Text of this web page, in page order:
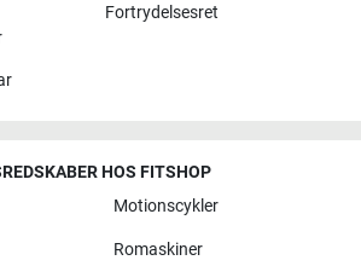
Fortrydelsesret
HOS FITSHOP
Motionscykler
Romaskiner